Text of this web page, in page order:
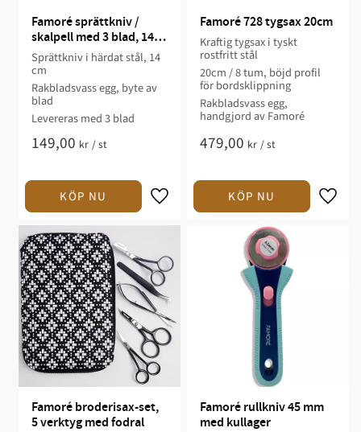
Famoré sprättkniv /
skalpell med 3 blad, 14
cm
Sprättkniv i härdat stål, 14
cm
Rakbladsvass egg, byte av
blad
Levereras med 3 blad
149,00 kr /st
Famoré 728 tygsax 20cm
Kraftig tygsax i tyskt
rostfritt stål
20cm / 8 tum, böjd profil
för bordsklippning
Rakbladsvass egg,
handgjord av Famoré
479,00 kr /st
Famoré broderisax-set,
5 verktyg med fodral
Famoré rullkniv 45 mm
med kullager